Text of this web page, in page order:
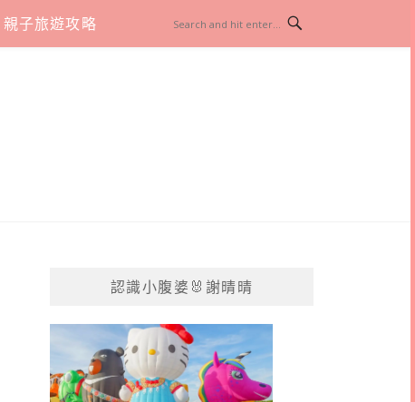
親子旅遊攻略
認識小腹婆🐰謝晴晴